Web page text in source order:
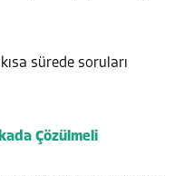
sürede soruları
Çözülmeli